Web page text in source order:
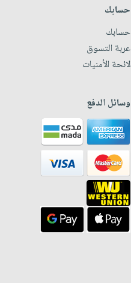
حسابك
حسابك
عربة التسوق
لائحة الأمنيات
وسائل الدفع